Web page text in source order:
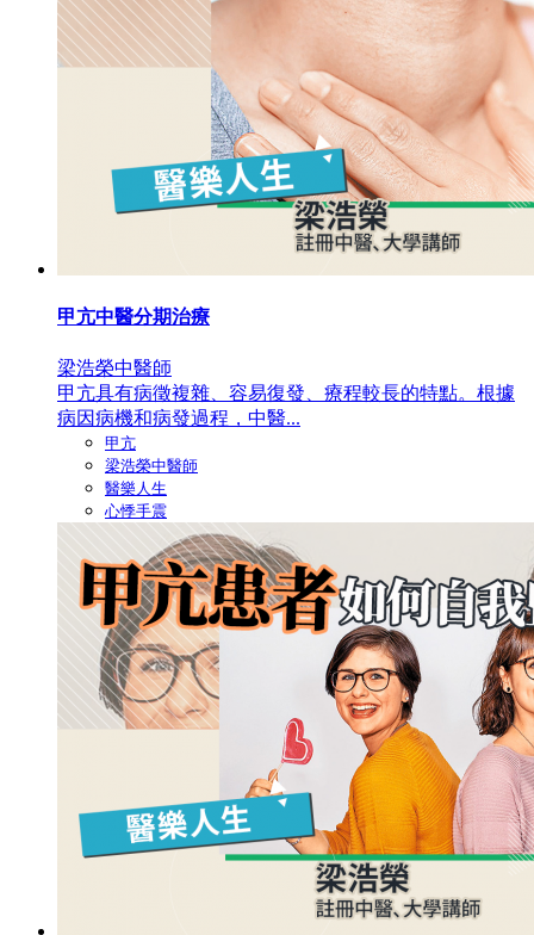
甲亢中醫分期治療
梁浩榮中醫師
甲亢具有病徵複雜、容易復發、療程較長的特點。根據
病因病機和病發過程，中醫...
甲亢
梁浩榮中醫師
醫樂人生
心悸手震